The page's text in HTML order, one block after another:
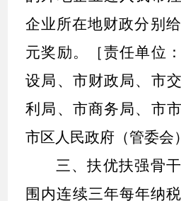
企业所在地财政分别
元奖励。［责任单位
设局、市财政局、市
利局、市商务局、市
市区人民政府（管委会
三、扶优扶强骨干
围内连续三年每年纳